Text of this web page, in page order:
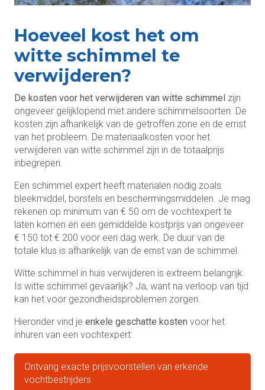
Hoeveel kost het om
witte schimmel te
verwijderen?
De kosten voor het verwijderen van witte schimmel zijn
ongeveer gelijklopend met andere schimmelsoorten. De
kosten zijn afhankelijk van de getroffen zone en de ernst
van het probleem. De materiaalkosten voor het
verwijderen van witte schimmel zijn in de totaalprijs
inbegrepen.
Een schimmel expert heeft materialen nodig zoals:
bleekmiddel, borstels en beschermingsmiddelen. Je mag
rekenen op minimum van € 50 om de vochtexpert te
laten komen en een gemiddelde kostprijs van ongeveer
€ 150 tot € 200 voor een dag werk. De duur van de
totale klus is afhankelijk van de ernst van de schimmel.
Witte schimmel in huis verwijderen is extreem belangrijk.
Is witte schimmel gevaarlijk? Ja, want na verloop van tijd
kan het voor gezondheidsproblemen zorgen.
Hieronder vind je enkele geschatte kosten voor het
inhuren van een vochtexpert:
Ontvang exacte prijsvoorstellen van erkende
vochtbestrijders